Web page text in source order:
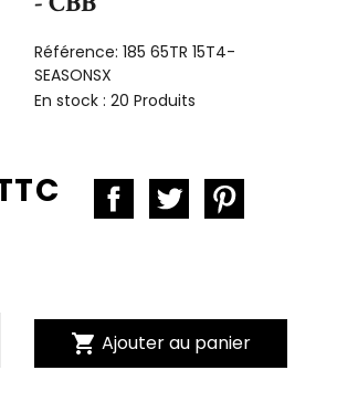
Référence:185 65TR 15T4-
SEASONSX
En stock :20 Produits
shopping_cart Ajouter au panier